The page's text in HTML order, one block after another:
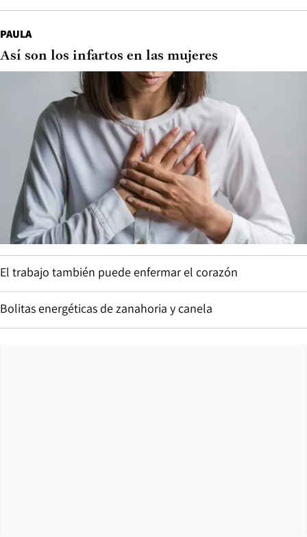
PAULA
Así son los infartos en las mujeres
El trabajo también puede enfermar el corazón
Bolitas energéticas de zanahoria y canela